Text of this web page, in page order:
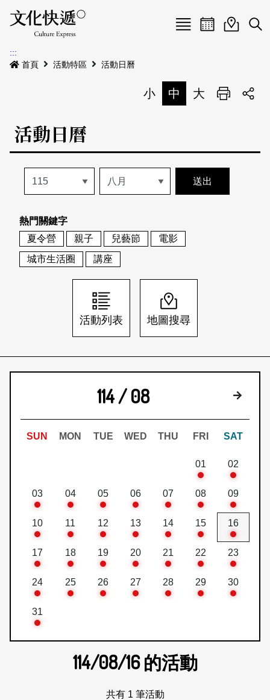
Menu
最新公告
本期專題
歷史專題
活動特區
活動列表
地圖搜尋
關於我們
關於我們
刊物索取地點
會員基本資料
刊登活動
網站導覽 English
日本語 登入/註冊
活動日曆活動地圖
展
:::
首頁
活動特區 活動日曆
小 中 大 列印
活動日曆
熱門關鍵字
夏令營
親子 兒藝節
電影
城市生活圈
講座
活動列表 地圖搜尋
114 / 08 下個月
SUN MON TUE WED THU FRI SAT
01 02
03 04 05 06 07 08 09
10 11 12 13 14 15 16
17 18 19 20 21 22 23
24 25 26 27 28 29 30
31
114/08/16的活動
共有 1 筆活動